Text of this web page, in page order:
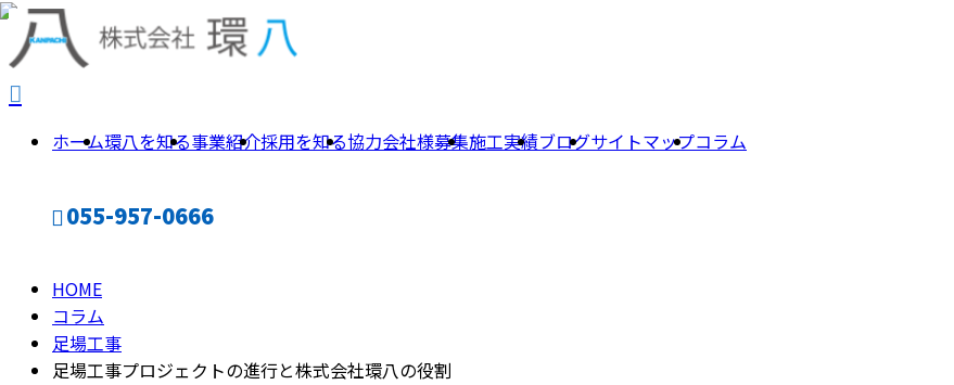
ホーム環八を知る事業紹介採用を知る協力会社様募集施工実績ブログサイトマップコラム
055-957-0666
CONTACT
コ
column
HOME
コラム
足場工事
足場工事プロジェクトの進行と株式会社環八の役割